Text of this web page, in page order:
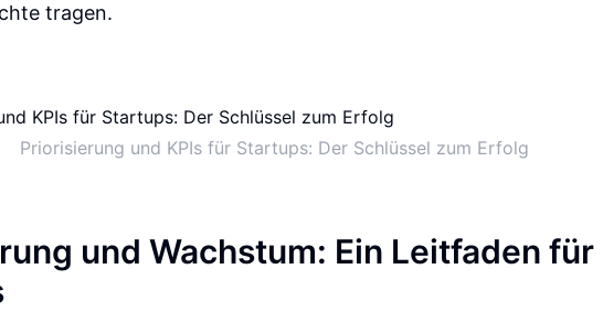
tragen.
Priorisierung und KPIs für Startups: Der Schlüssel zum Erfolg
und Wachstum: Ein Leitfaden für